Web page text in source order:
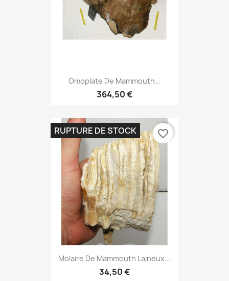
Omoplate De Mammouth...
364,50 €
Molaire De Mammouth Laineux...
34,50 €
RUPTURE DE STOCK favorite_border